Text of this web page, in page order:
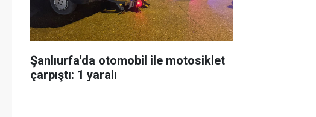
Şanlıurfa'da otomobil ile motosiklet
çarpıştı: 1 yaralı